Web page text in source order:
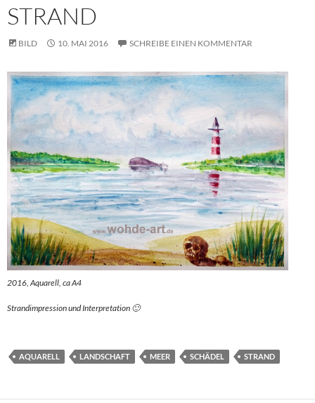
STRAND
BILD 10. MAI 2016 SCHREIBE EINEN KOMMENTAR
2016, Aquarell, ca A4
Strandimpression und Interpretation 🙂
AQUARELL LANDSCHAFT MEER SCHÄDEL STRAND